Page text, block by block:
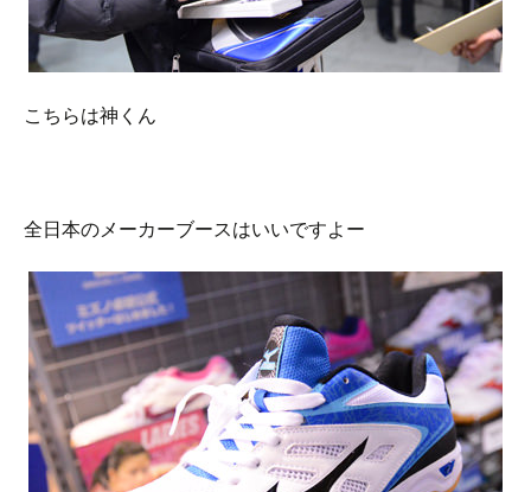
こちらは神くん
全日本のメーカーブースはいいですよー